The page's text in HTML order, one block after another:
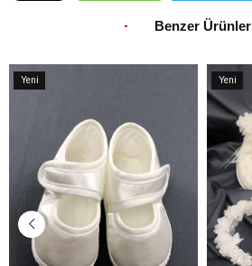
Benzer Ürünler
Yeni
Yeni
Ürün